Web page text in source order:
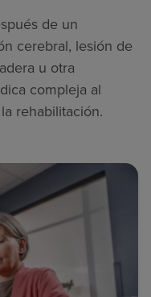
de un
cerebral, lesión de
u otra
compleja al
rehabilitación.